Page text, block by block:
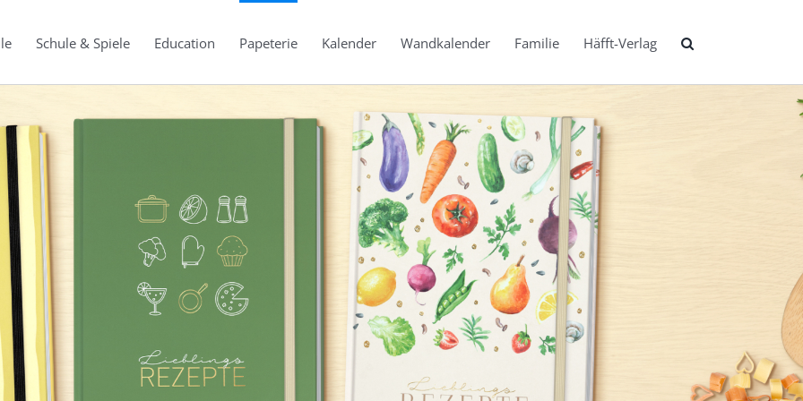
Schule & Spiele Education Papeterie Kalender Wandkalender Familie Häfft-Verlag